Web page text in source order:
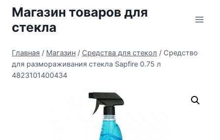
Перейти
содержимому
Магазин товаров для
стекла
Главная / Магазин / Средства для стекол / Средство
для размораживания стекла Sapfire 0.75 л
4823101400434